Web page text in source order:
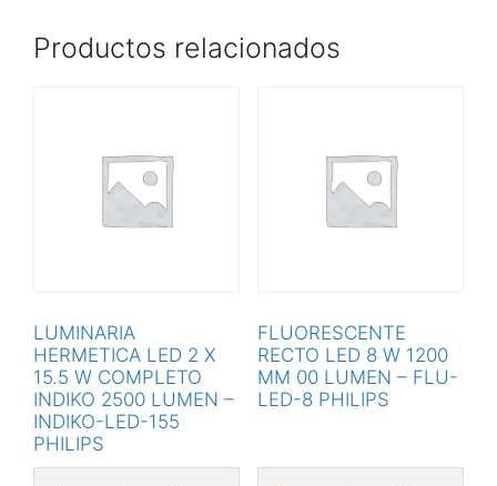
Productos relacionados
LUMINARIA
HERMETICA LED 2 X
15.5 W COMPLETO
INDIKO 2500 LUMEN –
INDIKO-LED-155
PHILIPS
FLUORESCENTE
RECTO LED 8 W 1200
MM 00 LUMEN – FLU-
LED-8 PHILIPS